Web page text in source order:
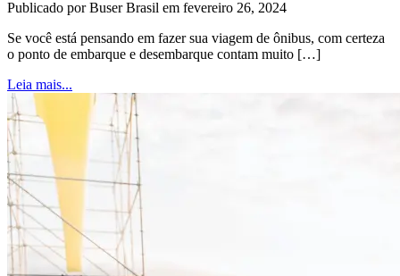
Publicado por Buser Brasil em fevereiro 26, 2024
Se você está pensando em fazer sua viagem de ônibus, com certeza
o ponto de embarque e desembarque contam muito […]
Leia mais...